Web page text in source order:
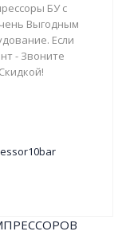
БУ с
Выгодным
Если
- Звоните